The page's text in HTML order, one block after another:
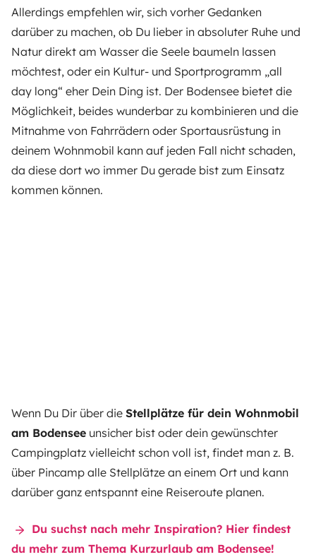
Allerdings empfehlen wir, sich vorher Gedanken
darüber zu machen, ob Du lieber in absoluter Ruhe und
Natur direkt am Wasser die Seele baumeln lassen
möchtest, oder ein Kultur- und Sportprogramm „all
day long“ eher Dein Ding ist. Der Bodensee bietet die
Möglichkeit, beides wunderbar zu kombinieren und die
Mitnahme von Fahrrädern oder Sportausrüstung in
deinem Wohnmobil kann auf jeden Fall nicht schaden,
da diese dort wo immer Du gerade bist zum Einsatz
kommen können.
Wenn Du Dir über die Stellplätze für dein Wohnmobil
am Bodensee unsicher bist oder dein gewünschter
Campingplatz vielleicht schon voll ist, findet man z. B.
über Pincamp alle Stellplätze an einem Ort und kann
darüber ganz entspannt eine Reiseroute planen.
Du suchst nach mehr Inspiration? Hier findest
du mehr zum Thema Kurzurlaub am Bodensee!